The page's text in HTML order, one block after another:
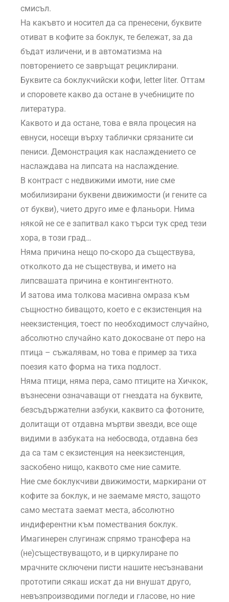
смисъл.
На какъвто и носител да са пренесени, буквите
отиват в кофите за боклук, те бележат, за да
бъдат изличени, и в автоматизма на
повторението се завръщат рециклирани.
Буквите са боклукчийски кофи, letter liter. Оттам
и споровете какво да остане в учебниците по
литература.
Каквото и да остане, това е вяла процесия на
евнуси, носещи върху таблички срязаните си
пениси. Демонстрация как наслаждението се
наслаждава на липсата на наслаждение.
В контраст с недвижими имоти, ние сме
мобилизирани буквени движимости (и гените са
от букви), чието друго име е фланьори. Нима
някой не се е запитвал како търси тук сред тези
хора, в този град…
Няма причина нещо по-скоро да съществува,
отколкото да не съществува, и името на
липсвашата причина е контингентното.
И затова има толкова масивна омраза към
същностно биващото, което е с екзистенция на
неекзистенция, тоест по необходимост случайно,
абсолютно случайно като докосване от перо на
птица – съжалявам, но това е пример за тиха
поезия като форма на тиха подлост.
Няма птици, няма пера, само птиците на Хичкок,
възнесени означаващи от гнездата на буквите,
безсъдържателни азбуки, каквито са фотоните,
долитащи от отдавна мъртви звезди, все още
видими в азбуката на небосвода, отдавна без
да са там с екзистенция на неекзистенция,
заскобено нищо, каквото сме ние самите.
Ние сме боклукчиви движимости, маркирани от
кофите за боклук, и не заемаме място, защото
само местата заемат места, абсолютно
индиферентни към помествания боклук.
Имагинерен слугинаж спрямо трансфера на
(не)съществуващото, и в циркулиране по
мрачните сключени писти нашите несъзнавани
прототипи сякаш искат да ни внушат друго,
невъзпроизводими погледи и гласове, но ние